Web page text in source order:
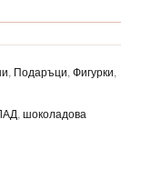
, Подаръци, Фигурки,
, шоколадова